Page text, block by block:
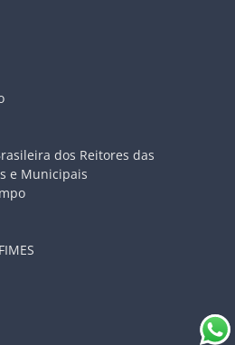
dos Reitores das
e Municipais